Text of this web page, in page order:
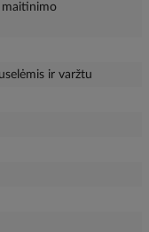
maitinimo
ir varžtu